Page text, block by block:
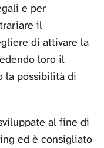
e per
il
di attivare la
loro il
la possibilità di
al fine di
ed è consigliato